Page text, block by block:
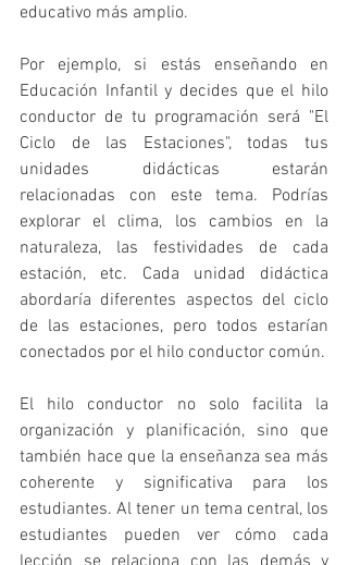
educativo más amplio.
Por ejemplo, si estás enseñando en
Educación Infantil y decides que el hilo
conductor de tu programación será "El
Ciclo de las Estaciones", todas tus
unidades didácticas estarán
relacionadas con este tema. Podrías
explorar el clima, los cambios en la
naturaleza, las festividades de cada
estación, etc. Cada unidad didáctica
abordaría diferentes aspectos del ciclo
de las estaciones, pero todos estarían
conectados por el hilo conductor común.
El hilo conductor no solo facilita la
organización y planificación, sino que
también hace que la enseñanza sea más
coherente y significativa para los
estudiantes. Al tener un tema central, los
estudiantes pueden ver cómo cada